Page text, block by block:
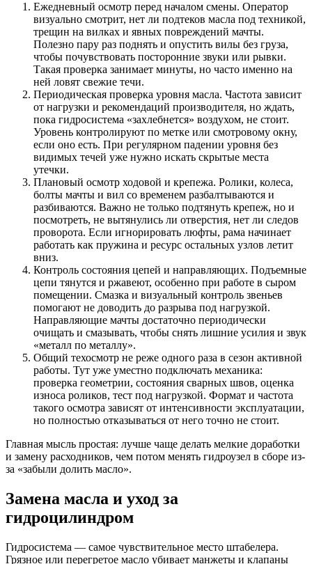
Ежедневный осмотр перед началом смены. Оператор
визуально смотрит, нет ли подтеков масла под техникой,
трещин на вилках и явных повреждений мачты.
Полезно пару раз поднять и опустить вилы без груза,
чтобы почувствовать посторонние звуки или рывки.
Такая проверка занимает минуты, но часто именно на
ней ловят свежие течи.
Периодическая проверка уровня масла. Частота зависит
от нагрузки и рекомендаций производителя, но ждать,
пока гидросистема «захлебнется» воздухом, не стоит.
Уровень контролируют по метке или смотровому окну,
если оно есть. При регулярном падении уровня без
видимых течей уже нужно искать скрытые места
утечки.
Плановый осмотр ходовой и крепежа. Ролики, колеса,
болты мачты и вил со временем разбалтываются и
разбиваются. Важно не только подтянуть крепеж, но и
посмотреть, не вытянулись ли отверстия, нет ли следов
проворота. Если игнорировать люфты, рама начинает
работать как пружина и ресурс остальных узлов летит
вниз.
Контроль состояния цепей и направляющих. Подъемные
цепи тянутся и ржавеют, особенно при работе в сыром
помещении. Смазка и визуальный контроль звеньев
помогают не доводить до разрыва под нагрузкой.
Направляющие мачты достаточно периодически
очищать и смазывать, чтобы снять лишние усилия и звук
«металл по металлу».
Общий техосмотр не реже одного раза в сезон активной
работы. Тут уже уместно подключать механика:
проверка геометрии, состояния сварных швов, оценка
износа роликов, тест под нагрузкой. Формат и частота
такого осмотра зависят от интенсивности эксплуатации,
но полностью отказываться от него точно не стоит.
Главная мысль простая: лучше чаще делать мелкие доработки
и замену расходников, чем потом менять гидроузел в сборе из-
за «забыли долить масло».
Замена масла и уход за
гидроцилиндром
Гидросистема — самое чувствительное место штабелера.
Грязное или перегретое масло убивает манжеты и клапаны